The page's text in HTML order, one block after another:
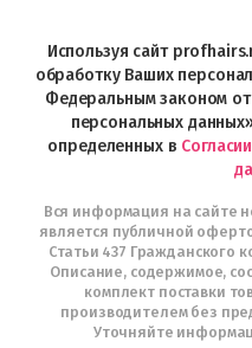
Используя сайт
обработку Ваших
Федеральным законом
персональных
определенных в
Вся информация на сайте
является публичной
Статьи 437 Гражданского
Описание, содержимое,
комплект поставки
производителем без
Уточняйте